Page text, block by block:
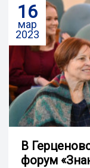
16
мар
2023
В
форум